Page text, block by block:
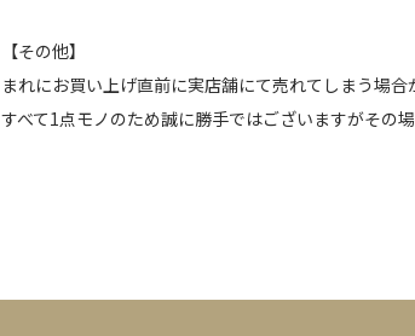
【その他】
まれにお買い上げ直前に実店舗にて売れてしまう場合
すべて1点モノのため誠に勝手ではございますがその